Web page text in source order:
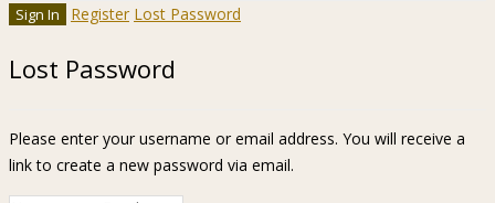
Register Lost Password
Lost Password
Please enter your username or email address. You will receive a
link to create a new password via email.